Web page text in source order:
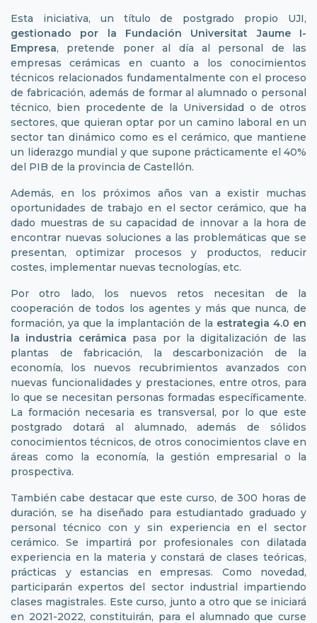
Esta iniciativa, un título de postgrado propio UJI,
gestionado por la Fundación Universitat Jaume I-
Empresa, pretende poner al día al personal de las
empresas cerámicas en cuanto a los conocimientos
técnicos relacionados fundamentalmente con el proceso
de fabricación, además de formar al alumnado o personal
técnico, bien procedente de la Universidad o de otros
sectores, que quieran optar por un camino laboral en un
sector tan dinámico como es el cerámico, que mantiene
un liderazgo mundial y que supone prácticamente el 40%
del PIB de la provincia de Castellón.
Además, en los próximos años van a existir muchas
oportunidades de trabajo en el sector cerámico, que ha
dado muestras de su capacidad de innovar a la hora de
encontrar nuevas soluciones a las problemáticas que se
presentan, optimizar procesos y productos, reducir
costes, implementar nuevas tecnologías, etc.
Por otro lado, los nuevos retos necesitan de la
cooperación de todos los agentes y más que nunca, de
formación, ya que la implantación de la estrategia 4.0 en
la industria cerámica pasa por la digitalización de las
plantas de fabricación, la descarbonización de la
economía, los nuevos recubrimientos avanzados con
nuevas funcionalidades y prestaciones, entre otros, para
lo que se necesitan personas formadas específicamente.
La formación necesaria es transversal, por lo que este
postgrado dotará al alumnado, además de sólidos
conocimientos técnicos, de otros conocimientos clave en
áreas como la economía, la gestión empresarial o la
prospectiva.
También cabe destacar que este curso, de 300 horas de
duración, se ha diseñado para estudiantado graduado y
personal técnico con y sin experiencia en el sector
cerámico. Se impartirá por profesionales con dilatada
experiencia en la materia y constará de clases teóricas,
prácticas y estancias en empresas. Como novedad,
participarán expertos del sector industrial impartiendo
clases magistrales. Este curso, junto a otro que se iniciará
en 2021-2022, constituirán, para el alumnado que curse